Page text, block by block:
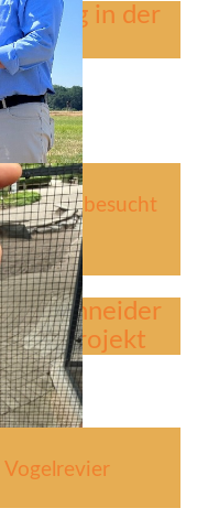
in der
besucht
Schneider
Vogelrevier